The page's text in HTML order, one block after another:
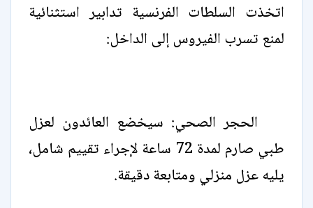
اتخذت السلطات الفرنسية تدابير استثنائية
لمنع تسرب الفيروس إلى الداخل:
الحجر الصحي: سيخضع العائدون لعزل
طبي صارم لمدة 72 ساعة لإجراء تقييم شامل،
يليه عزل منزلي ومتابعة دقيقة.